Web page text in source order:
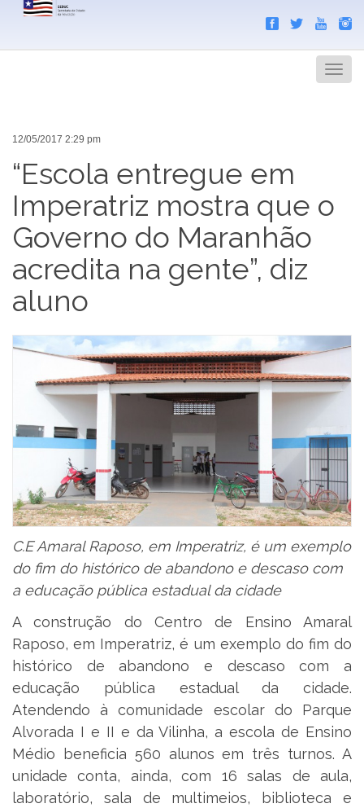
Menu
12/05/2017 2:29 pm
“Escola entregue em
Imperatriz mostra que o
Governo do Maranhão
acredita na gente”, diz
aluno
C.E Amaral Raposo, em Imperatriz, é um exemplo
do fim do histórico de abandono e descaso com
a educação pública estadual da cidade
A construção do Centro de Ensino Amaral
Raposo, em Imperatriz, é um exemplo do fim do
histórico de abandono e descaso com a
educação pública estadual da cidade.
Atendendo à comunidade escolar do Parque
Alvorada I e II e da Vilinha, a escola de Ensino
Médio beneficia 560 alunos em três turnos. A
unidade conta, ainda, com 16 salas de aula,
laboratório, sala de multimeios, biblioteca e